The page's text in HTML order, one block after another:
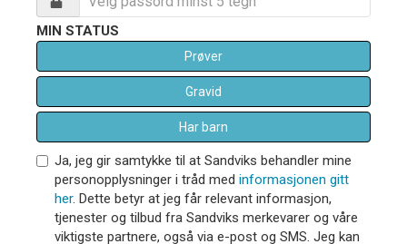
MIN STATUS
Prøver
Gravid
Har barn
Ja, jeg gir samtykke til at Sandviks behandler mine
personopplysninger i tråd med informasjonen gitt
her. Dette betyr at jeg får relevant informasjon,
tjenester og tilbud fra Sandviks merkevarer og våre
viktigste partnere, også via e-post og SMS. Jeg kan